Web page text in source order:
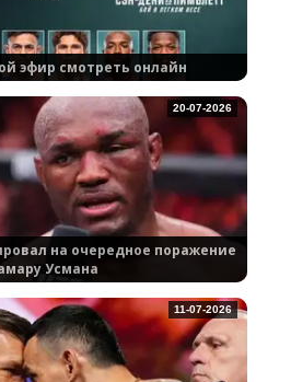
эфир смотреть онлайн
на очередное поражение
Усмана
20-07-2026
11-07-2026